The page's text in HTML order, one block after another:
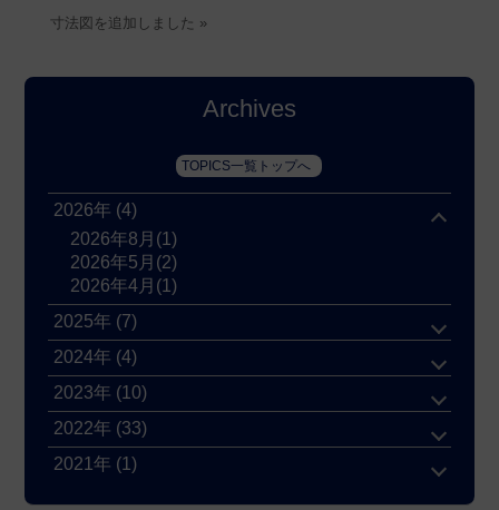
寸法図を追加しました »
Archives
TOPICS一覧トップへ
2026年 (4)
2026年8月 (1)
2026年5月 (2)
2026年4月 (1)
2025年 (7)
2024年 (4)
2023年 (10)
2022年 (33)
2021年 (1)